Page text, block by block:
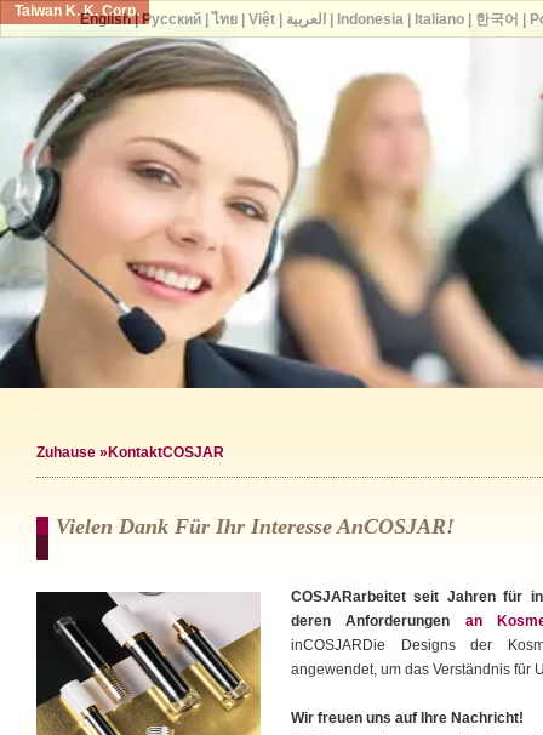
Taiwan K. K. Corp.
Zuhause »KontaktCOSJAR
Vielen Dank Für Ihr Interesse AnCOSJAR!
COSJARarbeitet seit Jahren für
deren Anforderungen an
inCOSJARDie Designs der
angewendet, um das Verständnis für
Wir freuen uns auf Ihre Nachricht!
English| Русский| ไทย| Việt| العربية Indonesia| Italiano| 한국어